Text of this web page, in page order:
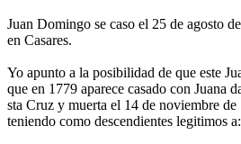
Juan Domingo se caso el 25 de agosto
en Casares.
Yo apunto a la posibilidad de que este
que en 1779 aparece casado con Juana
sta Cruz y muerta el 14 de noviembre de
teniendo como descendientes legitimos a: